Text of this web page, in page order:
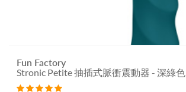
Fun Factory
Stronic Petite 抽插式脈衝震動器 - 深綠色